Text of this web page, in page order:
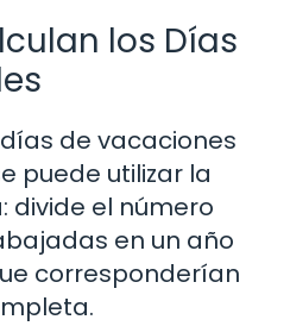
los Días
de vacaciones
puede utilizar la
divide el número
en un año
corresponderían